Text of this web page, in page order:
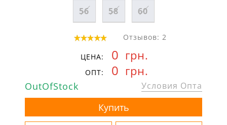
56 58 60
Отзывов: 2
ЦЕНА: 0 грн.
ОПТ: 0 грн.
OutOfStock Условия Опта